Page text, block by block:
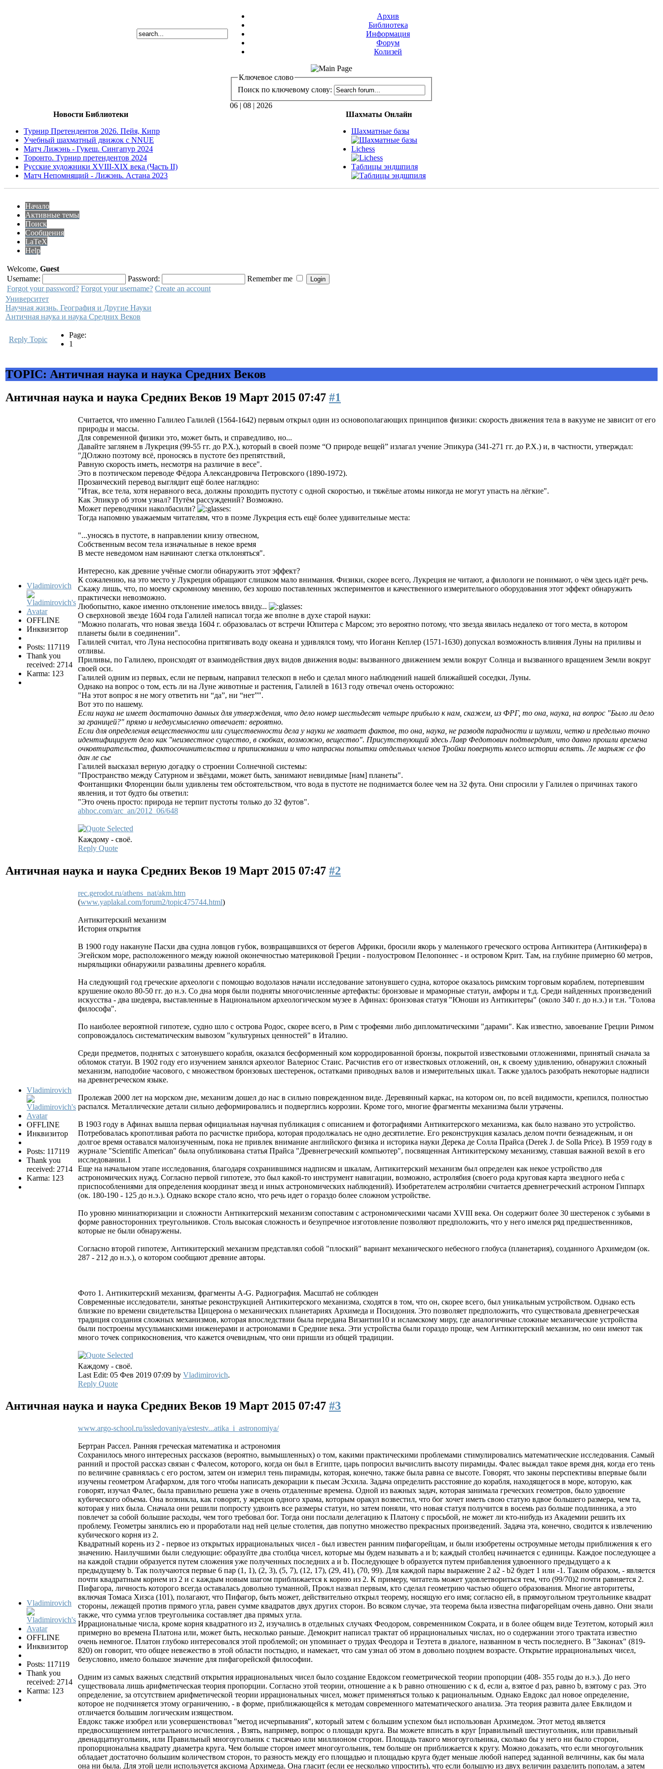
Архив
Библиотека
Информация
Форум
Колизей
Ключевое слово
Поиск по ключевому слову:
06 | 08 | 2026
Новости Библиотеки
Турнир Претендентов 2026. Пейя, Кипр
Учебный шахматный движок с NNUE
Матч Лижэнь - Гукеш. Сингапур 2024
Торонто. Турнир претендентов 2024
Русские художники XVIII-XIX века (Часть II)
Матч Непомнящий - Лижэнь. Астана 2023
Шахматы Онлайн
Шахматные базы
Lichess
Таблицы эндшпиля
Начало
Активные темы
Поиск
Сообщения
LaTeX
Help
Welcome, Guest
Username:
Password:
Remember me
Forgot your password? Forgot your username? Create an account
Университет
Научная жизнь. География и Другие Науки
Античная наука и наука Средних Веков
Reply Topic
Page:
1
TOPIC: Античная наука и наука Средних Веков
Античная наука и наука Средних Веков 19 Март 2015 07:47 #1
Vladimirovich
OFFLINE
Инквизитор
Posts: 117119
Thank you
received: 2714
Karma: 123
Считается, что именно Галилео Галилей (1564-1642) первым открыл один из основополагающих принципов физики: скорость движения тела в вакууме не зависит от его
природы и массы.
Для современной физики это, может быть, и справедливо, но...
Давайте заглянем в Лукреция (99-55 гг. до Р.Х.), который в своей поэме “О природе вещей” излагал учение Эпикура (341-271 гг. до Р.Х.) и, в частности, утверждал:
"ДОлжно поэтому всё, проносясь в пустоте без препятствий,
Равную скорость иметь, несмотря на различие в весе".
Это в поэтическом переводе Фёдора Александровича Петровского (1890-1972).
Прозаический перевод выглядит ещё более наглядно:
"Итак, все тела, хотя неравного веса, должны проходить пустоту с одной скоростью, и тяжёлые атомы никогда не могут упасть на лёгкие".
Как Эпикур об этом узнал? Путём рассуждений? Возможно.
Может переводчики наколбасили?
Тогда напомню уважаемым читателям, что в поэме Лукреция есть ещё более удивительные места:
"...уносясь в пустоте, в направлении книзу отвесном,
Собственным весом тела изначальные в некое время
В месте неведомом нам начинают слегка отклоняться".
Интересно, как древние учёные смогли обнаружить этот эффект?
К сожалению, на это место у Лукреция обращают слишком мало внимания. Физики, скорее всего, Лукреция не читают, а филологи не понимают, о чём здесь идёт речь.
Скажу лишь, что, по моему скромному мнению, без хорошо поставленных экспериментов и качественного измерительного оборудования этот эффект обнаружить
практически невозможно.
Любопытно, какое именно отклонение имелось ввиду...
О сверхновой звезде 1604 года Галилей написал тогда же вполне в духе старой науки:
"Можно полагать, что новая звезда 1604 г. образовалась от встречи Юпитера с Марсом; это вероятно потому, что звезда явилась недалеко от того места, в котором
планеты были в соединении".
Галилей считал, что Луна неспособна притягивать воду океана и удивлялся тому, что Иоганн Кеплер (1571-1630) допускал возможность влияния Луны на приливы и
отливы.
Приливы, по Галилею, происходят от взаимодействия двух видов движения воды: вызванного движением земли вокруг Солнца и вызванного вращением Земли вокруг
своей оси.
Галилей одним из первых, если не первым, направил телескоп в небо и сделал много наблюдений нашей ближайшей соседки, Луны.
Однако на вопрос о том, есть ли на Луне животные и растения, Галилей в 1613 году отвечал очень осторожно:
"На этот вопрос я не могу ответить ни “да”, ни “нет”".
Вот это по нашему.
Если наука не имеет достаточно данных для утверждения, что дело номер шестьдесят четыре прибыло к нам, скажем, из ФРГ, то она, наука, на вопрос "Было ли дело
за границей?" прямо и недвусмысленно отвечает: вероятно.
Если для определения вещественности или существенности дела у науки не хватает фактов, то она, наука, не разводя парадности и шумихи, четко и предельно точно
идентифицирует дело как "неизвестное существо, в скобках, возможно, вещество". Присутствующий здесь Лавр Федотович подтвердит, что давно прошли времена
очковтирательства, фактосочинительства и припискомании и что напрасны попытки отдельных членов Тройки повернуть колесо истории вспять. Ле марьяж се фо
дан ле сье
Галилей высказал верную догадку о строении Солнечной системы:
"Пространство между Сатурном и звёздами, может быть, занимают невидимые [нам] планеты".
Фонтанщики Флоренции были удивлены тем обстоятельством, что вода в пустоте не поднимается более чем на 32 фута. Они спросили у Галилея о причинах такого
явления, и тот будто бы ответил:
"Это очень просто: природа не терпит пустоты только до 32 футов".
abhoc.com/arc_an/2012_06/648
Каждому - своё.
Reply Quote
Античная наука и наука Средних Веков 19 Март 2015 07:47 #2
Vladimirovich
OFFLINE
Инквизитор
Posts: 117119
Thank you
received: 2714
Karma: 123
rec.gerodot.ru/athens_nat/akm.htm
(www.yaplakal.com/forum2/topic475744.html)
Антикитерский механизм
История открытия
В 1900 году накануне Пасхи два судна ловцов губок, возвращавшихся от берегов Африки, бросили якорь у маленького греческого острова Антикитера (Антикифера) в
Эгейском море, расположенного между южной оконечностью материковой Греции - полуостровом Пелопоннес - и островом Крит. Там, на глубине примерно 60 метров,
ныряльщики обнаружили развалины древнего корабля.
На следующий год греческие археологи с помощью водолазов начали исследование затонувшего судна, которое оказалось римским торговым кораблем, потерпевшим
крушение около 80-50 гг. до н.э. Со дна моря были подняты многочисленные артефакты: бронзовые и мраморные статуи, амфоры и т.д. Среди найденных произведений
искусства - два шедевра, выставленные в Национальном археологическом музее в Афинах: бронзовая статуя "Юноши из Антикитеры" (около 340 г. до н.э.) и т.н. "Голова
философа".
По наиболее вероятной гипотезе, судно шло с острова Родос, скорее всего, в Рим с трофеями либо дипломатическими "дарами". Как известно, завоевание Греции Римом
сопровождалось систематическим вывозом "культурных ценностей" в Италию.
Среди предметов, поднятых с затонувшего корабля, оказался бесформенный ком корродированной бронзы, покрытой известковыми отложениями, принятый сначала за
обломок статуи. В 1902 году его изучением занялся археолог Валериос Стаис. Расчистив его от известковых отложений, он, к своему удивлению, обнаружил сложный
механизм, наподобие часового, с множеством бронзовых шестеренок, остатками приводных валов и измерительных шкал. Также удалось разобрать некоторые надписи
на древнегреческом языке.
Пролежав 2000 лет на морском дне, механизм дошел до нас в сильно поврежденном виде. Деревянный каркас, на котором он, по всей видимости, крепился, полностью
распался. Металлические детали сильно деформировались и подверглись коррозии. Кроме того, многие фрагменты механизма были утрачены.
В 1903 году в Афинах вышла первая официальная научная публикация с описанием и фотографиями Антикитерского механизма, как было названо это устройство.
Потребовалась кропотливая работа по расчистке прибора, которая продолжалась не одно десятилетие. Его реконструкция казалась делом почти безнадежным, и он
долгое время оставался малоизученным, пока не привлек внимание английского физика и историка науки Дерека де Солла Прайса (Derek J. de Solla Price). В 1959 году в
журнале "Scientific American" была опубликована статья Прайса "Древнегреческий компьютер", посвященная Антикитерскому механизму, ставшая важной вехой в его
исследовании.1
Еще на начальном этапе исследования, благодаря сохранившимся надписям и шкалам, Антикитерский механизм был определен как некое устройство для
астрономических нужд. Согласно первой гипотезе, это был какой-то инструмент навигации, возможно, астролябия (своего рода круговая карта звездного неба с
приспособлениями для определения координат звезд и иных астрономических наблюдений). Изобретателем астролябии считается древнегреческий астроном Гиппарх
(ок. 180-190 - 125 до н.э.). Однако вскоре стало ясно, что речь идет о гораздо более сложном устройстве.
По уровню миниатюризации и сложности Антикитерский механизм сопоставим с астрономическими часами XVIII века. Он содержит более 30 шестеренок с зубьями в
форме равносторонних треугольников. Столь высокая сложность и безупречное изготовление позволяют предположить, что у него имелся ряд предшественников,
которые не были обнаружены.
Согласно второй гипотезе, Антикитерский механизм представлял собой "плоский" вариант механического небесного глобуса (планетария), созданного Архимедом (ок.
287 - 212 до н.э.), о котором сообщают древние авторы.
Фото 1. Антикитерский механизм, фрагменты A-G. Радиография. Масштаб не соблюден
Современные исследователи, занятые реконструкцией Антикитерского механизма, сходятся в том, что он, скорее всего, был уникальным устройством. Однако есть
близкие по времени свидетельства Цицерона о механических планетариях Архимеда и Посидония. Это позволяет предположить, что существовала древнегреческая
традиция создания сложных механизмов, которая впоследствии была передана Византии10 и исламскому миру, где аналогичные сложные механические устройства
были построены мусульманскими инженерами и астрономами в Средние века. Эти устройства были гораздо проще, чем Антикитерский механизм, но они имеют так
много точек соприкосновения, что кажется очевидным, что они пришли из общей традиции.
Каждому - своё.
Last Edit: 05 Фев 2019 07:09 by Vladimirovich.
Reply Quote
Античная наука и наука Средних Веков 19 Март 2015 07:47 #3
Vladimirovich
OFFLINE
Инквизитор
Posts: 117119
Thank you
received: 2714
Karma: 123
www.argo-school.ru/issledovaniya/estestv...atika_i_astronomiya/
Бертран Рассел. Ранняя греческая математика и астрономия
Сохранилось много интересных рассказов (вероятно, вымышленных) о том, какими практическими проблемами стимулировались математические исследования. Самый
ранний и простой рассказ связан с Фалесом, которого, когда он был в Египте, царь попросил вычислить высоту пирамиды. Фалес выждал такое время дня, когда его тень
по величине сравнялась с его ростом, затем он измерил тень пирамиды, которая, конечно, также была равна се высоте. Говорят, что законы перспективы впервые были
изучены геометром Агафархом, для того чтобы написать декорации к пьесам Эсхила. Задача определить расстояние до корабля, находящегося в море, которую, как
говорят, изучал Фалес, была правильно решена уже в очень отдаленные времена. Одной из важных задач, которая занимала греческих геометров, было удвоение
кубического объема. Она возникла, как говорят, у жрецов одного храма, которым оракул возвестил, что бог хочет иметь свою статую вдвое большего размера, чем та,
которая у них была. Сначала они решили попросту удвоить все размеры статуи, но затем поняли, что новая статуя получится в восемь раз больше подлинника, а это
повлечет за собой большие расходы, чем того требовал бог. Тогда они послали делегацию к Платону с просьбой, не может ли кто-нибудь из Академии решить их
проблему. Геометры занялись ею и проработали над ней целые столетия, дав попутно множество прекрасных произведений. Задача эта, конечно, сводится к извлечению
кубического корня из 2.
Квадратный корень из 2 - первое из открытых иррациональных чисел - был известен ранним пифагорейцам, и были изобретены остроумные методы приближения к его
значению. Наилучшими были следующие: образуйте два столбца чисел, которые мы будем называть a и b; каждый столбец начинается с единицы. Каждое последующее a
на каждой стадии образуется путем сложения уже полученных последних а и b. Последующее b образуется путем прибавления удвоенного предыдущего а к
предыдущему b. Так получаются первые 6 пар (1, 1), (2, 3), (5, 7), (12, 17), (29, 41), (70, 99). Для каждой пары выражение 2 а2 - b2 будет 1 или -1. Таким образом, - является
почти квадратным корнем из 2 и с каждым новым шагом приближается к корню из 2. К примеру, читатель может удовлетвориться тем, что (99/70)2 почти равняется 2.
Пифагора, личность которого всегда оставалась довольно туманной, Прокл назвал первым, кто сделал геометрию частью общего образования. Многие авторитеты,
включая Томаса Хизса (101), полагают, что Пифагор, быть может, действительно открыл теорему, носящую его имя; согласно ей, в прямоугольном треугольнике квадрат
стороны, лежащей против прямого угла, равен сумме квадратов двух других сторон. Во всяком случае, эта теорема была известна пифагорейцам очень давно. Они знали
также, что сумма углов треугольника составляет два прямых угла.
Иррациональные числа, кроме корня квадратного из 2, изучались в отдельных случаях Феодором, современником Сократа, и в более общем виде Теэтетом, который жил
примерно во времена Платона или, может быть, несколько раньше. Демокрит написал трактат об иррациональных числах, но о содержании этого трактата известно
очень немногое. Платон глубоко интересовался этой проблемой; он упоминает о трудах Феодора и Теэтета в диалоге, названном в честь последнего. В "Законах" (819-
820) он говорит, что общее невежество в этой области постыдно, и намекает, что сам узнал об этом в довольно позднем возрасте. Открытие иррациональных чисел,
безусловно, имело большое значение для пифагорейской философии.
Одним из самых важных следствий открытия иррациональных чисел было создание Евдоксом геометрической теории пропорции (408- 355 годы до н.э.). До него
существовала лишь арифметическая теория пропорции. Согласно этой теории, отношение а к b равно отношению с к d, если а, взятое d раз, равно b, взятому с раз. Это
определение, за отсутствием арифметической теории иррациональных чисел, может применяться только к рациональным. Однако Евдокс дал новое определение,
которое не подчиняется этому ограничению, - в форме, приближающейся к методам современного математического анализа. Эта теория развита далее Евклидом и
отличается большим логическим изяществом.
Евдокс также изобрел или усовершенствовал "метод исчерпывания", который затем с большим успехом был использован Архимедом. Этот метод является
предвосхищением интегрального исчисления. , Взять, например, вопрос о площади круга. Вы можете вписать в круг [правильный шестиугольник, или правильный
двенадцатиугольник, или Правильный многоугольник с тысячью или миллионом сторон. Площадь такого многоугольника, сколько бы у него ни было сторон,
пропорциональна квадрату диаметра круга. Чем больше сторон имеет многоугольник, тем больше он приближается к кругу. Можно доказать, что если многоугольник
обладает достаточно большим количеством сторон, то разность между его площадью и площадью круга будет меньше любой наперед заданной величины, как бы мала
она ни была. Для этой цели используется аксиома Архимеда. Она гласит (если ее несколько упростить), что если большую из двух величин разделить пополам, а затем